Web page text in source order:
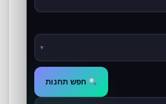
חפש תחנות